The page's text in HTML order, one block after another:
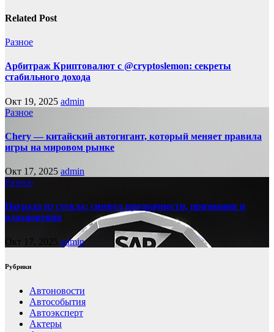
Related Post
Разное
Арбитраж Криптовалют с @cryptoslemon: секреты
стабильного дохода
Окт 19, 2025 admin
Разное
Chery — китайский автогигант, который меняет правила
игры на мировом рынке
Окт 17, 2025 admin
Разное
Награда из стекла: символ прозрачности, признания и
вдохновения
Окт 17, 2025 admin
Рубрики
Автоновости
Автособытия
Автоэксперт
Актеры